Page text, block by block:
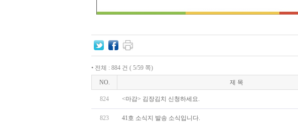
• 전체 : 884 건 ( 5/59 쪽)
NO. 제 목
824 <마감> 김장김치 신청하세요.
823 41호 소식지 발송 소식입니다.